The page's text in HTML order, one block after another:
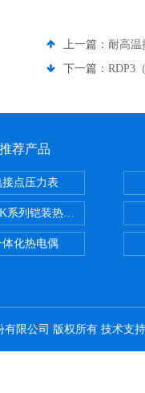
上一篇： 耐高温
下一篇： RDP3
推荐产品
接点压力表
系列铠装热电阻
体化热电偶
有限公司 版权所有 技术支